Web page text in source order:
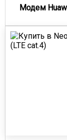
Модем